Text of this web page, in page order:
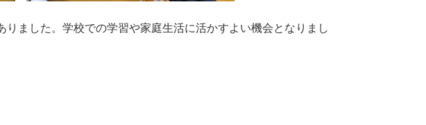
ました。学校での学習や家庭生活に活かすよい機会となりまし